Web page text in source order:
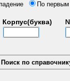
По
Корпус(буква)